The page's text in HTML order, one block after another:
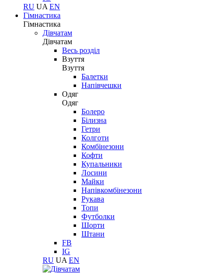
RU UA EN
Гімнастика
Гімнастика
Дівчатам
Дівчатам
Весь розділ
Взуття
Взуття
Балетки
Напівчешки
Одяг
Одяг
Болеро
Білизна
Гетри
Колготи
Комбінезони
Кофти
Купальники
Лосини
Майки
Напівкомбінезони
Рукава
Топи
Футболки
Шорти
Штани
FB
IG
RU UA EN